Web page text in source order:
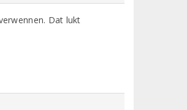
Dat lukt